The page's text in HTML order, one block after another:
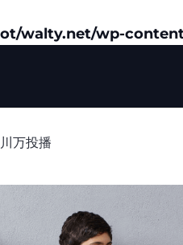
walty.net/wp-
万投播